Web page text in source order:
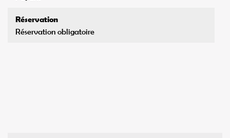
Réservation
Réservation obligatoire